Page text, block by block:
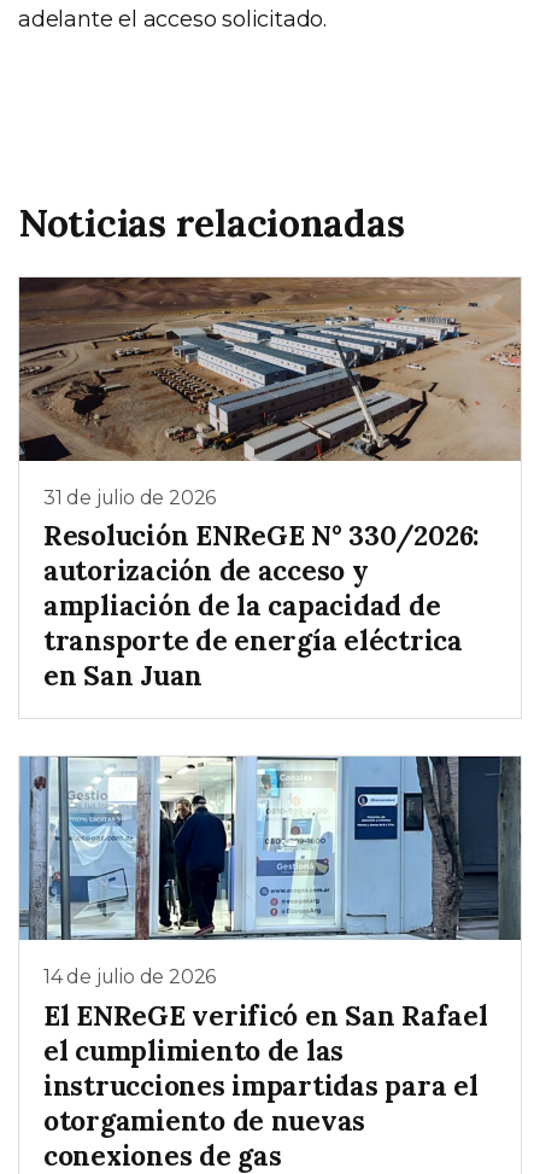
adelante el acceso solicitado.
Noticias relacionadas
31 de julio de 2026
Resolución ENReGE N° 330/2026:
autorización de acceso y
ampliación de la capacidad de
transporte de energía eléctrica
en San Juan
14 de julio de 2026
El ENReGE verificó en San Rafael
el cumplimiento de las
instrucciones impartidas para el
otorgamiento de nuevas
conexiones de gas